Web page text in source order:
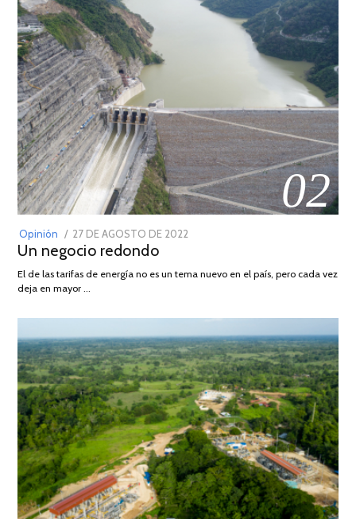
02
Opinión
POSTED
ON
27 DE AGOSTO DE 2022
DE
Un negocio redondo
El de las tarifas de energía no es un tema nuevo en el país, pero cada vez
deja en mayor …